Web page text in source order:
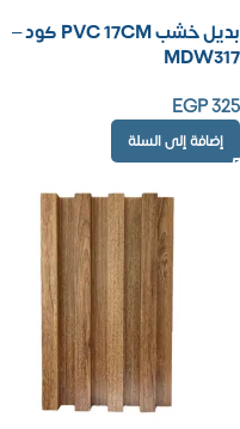
بديل خشب PVC 17CM كود –
MDW317
EGP325
إضافة إلى السلة